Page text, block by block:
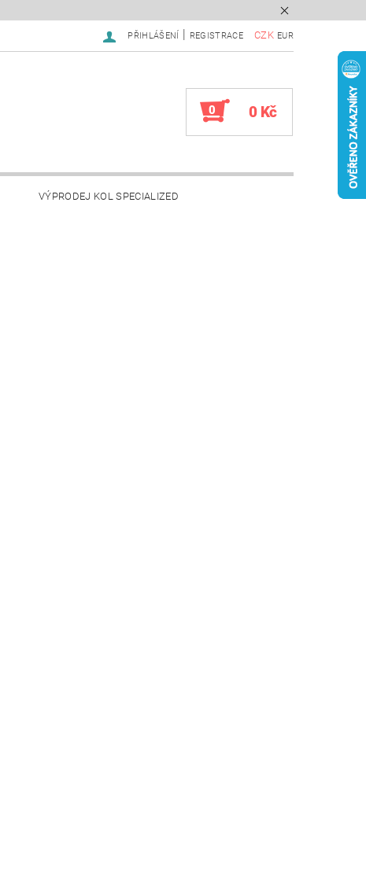
CZK EUR
PŘIHLÁŠENÍ REGISTRACE
0 0 Kč
VÝPRODEJ KOL SPECIALIZED